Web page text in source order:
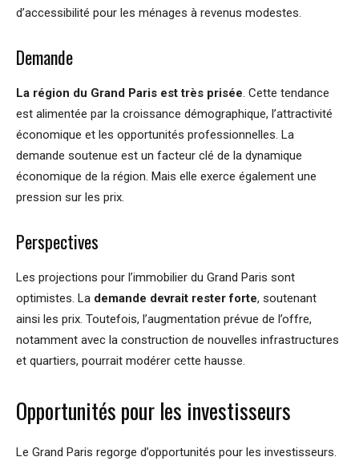
d’accessibilité pour les ménages à revenus modestes.
Demande
La région du Grand Paris est très prisée. Cette tendance
est alimentée par la croissance démographique, l’attractivité
économique et les opportunités professionnelles. La
demande soutenue est un facteur clé de la dynamique
économique de la région. Mais elle exerce également une
pression sur les prix.
Perspectives
Les projections pour l’immobilier du Grand Paris sont
optimistes. La demande devrait rester forte, soutenant
ainsi les prix. Toutefois, l’augmentation prévue de l’offre,
notamment avec la construction de nouvelles infrastructures
et quartiers, pourrait modérer cette hausse.
Opportunités pour les investisseurs
Le Grand Paris regorge d’opportunités pour les investisseurs.